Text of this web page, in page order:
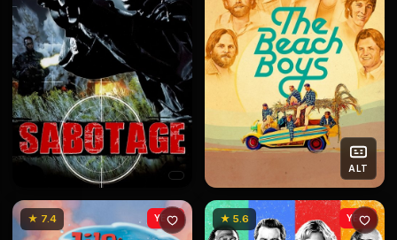
ALT
★ 7.4 YENİ ★ 5.6 YENİ